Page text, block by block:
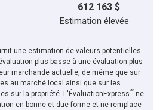
612 163 $
Estimation élevée
une estimation de valeurs potentielles
plus basse à une évaluation plus
marchande actuelle, de même que sur
au marché local ainsi que sur les
sur la propriété. L'ÉvaluationExpressMC ne
en bonne et due forme et ne remplace